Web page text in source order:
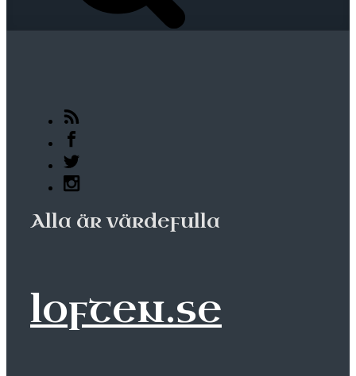
Alla är värdefulla
loften.se